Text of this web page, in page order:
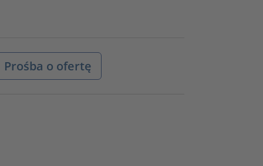
Prośba o ofertę